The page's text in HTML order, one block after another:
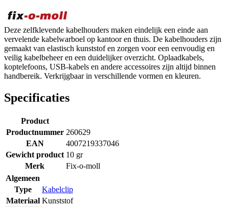
Deze zelfklevende kabelhouders maken eindelijk een einde aan
vervelende kabelwarboel op kantoor en thuis. De kabelhouders zijn
gemaakt van elastisch kunststof en zorgen voor een eenvoudig en
veilig kabelbeheer en een duidelijker overzicht. Oplaadkabels,
koptelefoons, USB-kabels en andere accessoires zijn altijd binnen
handbereik. Verkrijgbaar in verschillende vormen en kleuren.
Specificaties
Product
Productnummer 260629
EAN
4007219337046
Gewicht product 10 gr
Merk
Fix-o-moll
Algemeen
Type
Kabelclip
Materiaal Kunststof